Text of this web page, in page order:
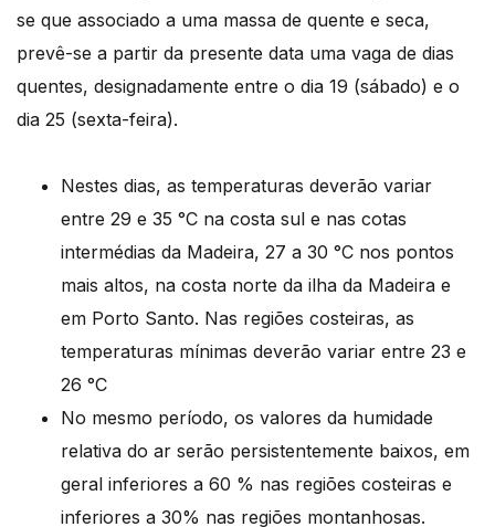
se que associado a uma massa de quente e seca,
prevê-se a partir da presente data uma vaga de dias
quentes, designadamente entre o dia 19 (sábado) e o
dia 25 (sexta-feira).
Nestes dias, as temperaturas deverão variar
entre 29 e 35 °C na costa sul e nas cotas
intermédias da Madeira, 27 a 30 °C nos pontos
mais altos, na costa norte da ilha da Madeira e
em Porto Santo. Nas regiões costeiras, as
temperaturas mínimas deverão variar entre 23 e
26 °C
No mesmo período, os valores da humidade
relativa do ar serão persistentemente baixos, em
geral inferiores a 60 % nas regiões costeiras e
inferiores a 30% nas regiões montanhosas.